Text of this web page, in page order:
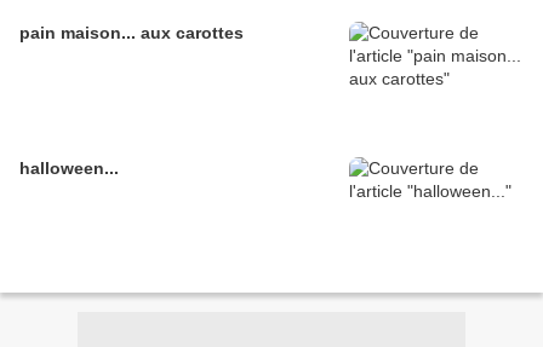
pain maison... aux carottes
halloween...